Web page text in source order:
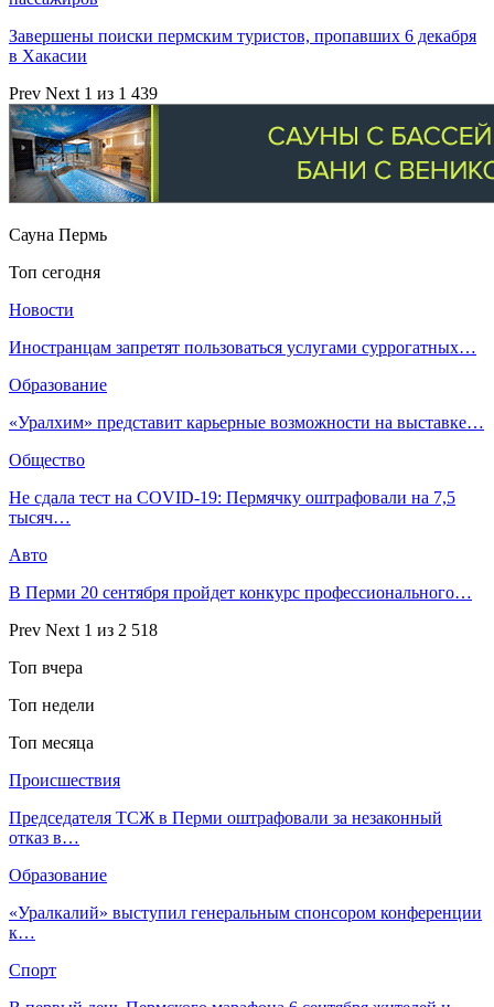
Завершены поиски пермским туристов, пропавших 6 декабря
в Хакасии
Prev Next 1 из 1 439
Сауна Пермь
Топ сегодня
Новости
Иностранцам запретят пользоваться услугами суррогатных…
Образование
«Уралхим» представит карьерные возможности на выставке…
Общество
Не сдала тест на COVID-19: Пермячку оштрафовали на 7,5
тысяч…
Авто
В Перми 20 сентября пройдет конкурс профессионального…
Prev Next 1 из 2 518
Топ вчера
Топ недели
Топ месяца
Происшествия
Председателя ТСЖ в Перми оштрафовали за незаконный
отказ в…
Образование
«Уралкалий» выступил генеральным спонсором конференции
к…
Спорт